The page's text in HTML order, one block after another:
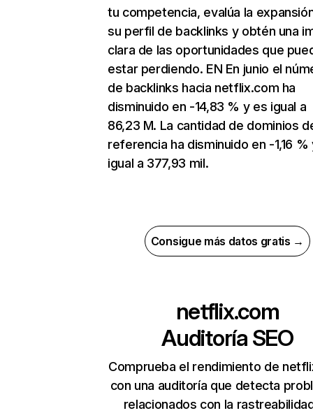
tu competencia, evalúa la
su perfil de backlinks y obtén una
clara de las oportunidades que
estar perdiendo. EN En junio el
de backlinks hacia netflix.com ha
disminuido en -14,83 % y es igual a
86,23 M. La cantidad de dominios
referencia ha disminuido en -1,16 %
igual a 377,93 mil.
Consigue más datos gratis →
netflix.com
Auditoría SEO
Comprueba el rendimiento de
con una auditoría que detecta
relacionados con la